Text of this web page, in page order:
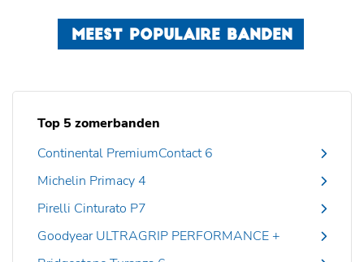
MEEST POPULAIRE BANDEN
Top 5 zomerbanden
Continental PremiumContact 6
Michelin Primacy 4
Pirelli Cinturato P7
Goodyear ULTRAGRIP PERFORMANCE +